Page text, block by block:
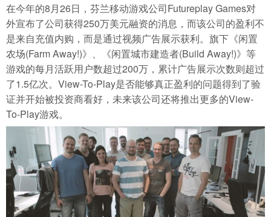
在今年的8月26日，芬兰移动游戏公司Futureplay Games对
外宣布了公司获得250万美元融资的消息，而该公司的盈利不
是来自充值内购，而是通过视频广告展示获利。旗下《闲置
农场(Farm Away!)》、《闲置城市建造者(Build Away!)》等
游戏的每月活跃用户数超过200万，累计广告展示次数则超过
了1.5亿次。View-To-Play是否能够真正盈利的问题得到了验
证并开始被投资商看好，未来该公司还将推出更多的View-
To-Play游戏。